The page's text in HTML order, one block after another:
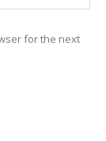
for the next